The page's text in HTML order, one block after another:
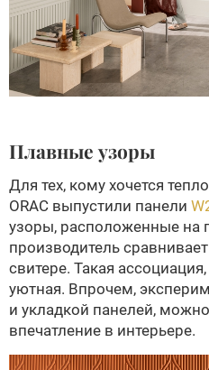
Плавные узоры
Для тех, кому хочется
ORAC выпустили панели
узоры, расположенные на
производитель
свитере. Такая
уютная. Впрочем,
и укладкой панелей,
впечатление в интерьере.